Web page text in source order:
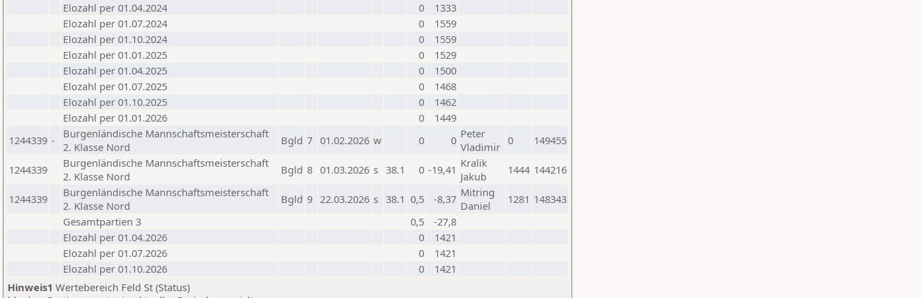
Elozahl per 01.04.2024
0
1333
Elozahl per 01.07.2024
0
1559
Elozahl per 01.10.2024
0
1559
Elozahl per 01.01.2025
0
1529
Elozahl per 01.04.2025
0
1500
Elozahl per 01.07.2025
0
1468
Elozahl per 01.10.2025
0
1462
Elozahl per 01.01.2026
0
1449
1244339 -
Burgenländische Mannschaftsmeisterschaft
2. Klasse Nord
Bgld 7 01.02.2026 w 0 0 Peter
Vladimir 0 149455
1244339
Burgenländische Mannschaftsmeisterschaft
2. Klasse Nord
Bgld 8 01.03.2026 s 38.1 0 -19,41 Kralik
Jakub
1444 144216
1244339
Burgenländische Mannschaftsmeisterschaft
2. Klasse Nord
Bgld 9 22.03.2026 s 38.1 0,5 -8,37 Mitring
Daniel
1281 148343
Gesamtpartien 3
0,5
-27,8
Elozahl per 01.04.2026
0
1421
Elozahl per 01.07.2026
0
1421
Elozahl per 01.10.2026
0
1421
Hinweis1 Wertebereich Feld St (Status)